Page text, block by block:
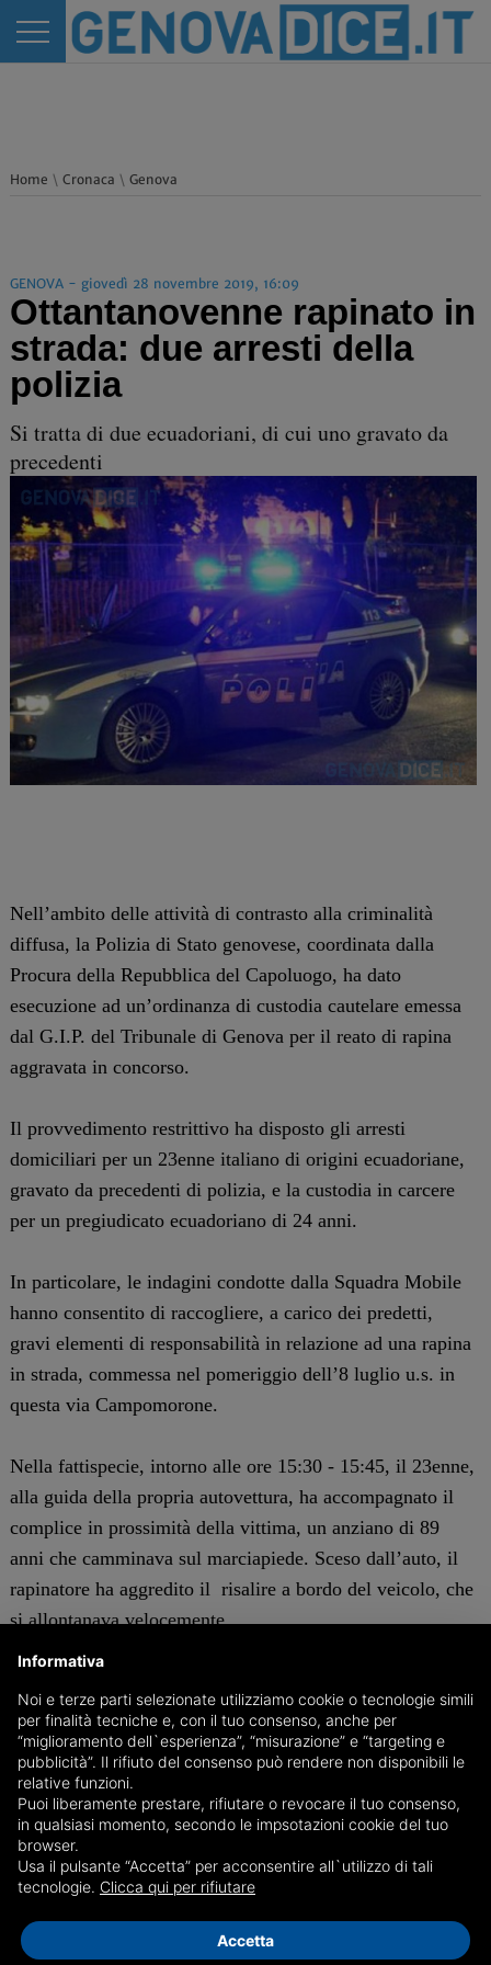
Home \ Cronaca \ Genova
GENOVA - giovedì 28 novembre 2019, 16:09
Ottantanovenne rapinato in
strada: due arresti della
polizia
Si tratta di due ecuadoriani, di cui uno gravato da
precedenti
Nell’ambito delle attività di contrasto alla criminalità
diffusa, la Polizia di Stato genovese, coordinata dalla
Procura della Repubblica del Capoluogo, ha dato
esecuzione ad un’ordinanza di custodia cautelare emessa
dal G.I.P. del Tribunale di Genova per il reato di rapina
aggravata in concorso.
Il provvedimento restrittivo ha disposto gli arresti
domiciliari per un 23enne italiano di origini ecuadoriane,
gravato da precedenti di polizia, e la custodia in carcere
per un pregiudicato ecuadoriano di 24 anni.
In particolare, le indagini condotte dalla Squadra Mobile
hanno consentito di raccogliere, a carico dei predetti,
gravi elementi di responsabilità in relazione ad una rapina
in strada, commessa nel pomeriggio dell’8 luglio u.s. in
questa via Campomorone.
Nella fattispecie, intorno alle ore 15:30 - 15:45, il 23enne,
alla guida della propria autovettura, ha accompagnato il
complice in prossimità della vittima, un anziano di 89
anni che camminava sul marciapiede. Sceso dall’auto, il
rapinatore ha aggredito il risalire a bordo del veicolo, che
si allontanava velocemente.
questo Corso Europa, mentre si trovava alla guida del
medesimo veicolo con il quale era stata commessa la
rapina; mentre all’esecutore materiale del reato, già
detenuto per altra causa, il provvedimento veniva
notificato presso il carcere di Genova - Marassi.
Gli arresti di ieri rientrano nel più ampio dispositivo di
contrasto alla criminalità “da strada” disposto dal
Questore, che vede coinvolti diversi uffici e reparti della
Informativa
Noi e terze parti selezionate utilizziamo cookie o tecnologie simili
per finalità tecniche e, con il tuo consenso, anche per
“miglioramento dell`esperienza”, “misurazione” e “targeting e
pubblicità”. Il rifiuto del consenso può rendere non disponibili le
relative funzioni.
Puoi liberamente prestare, rifiutare o revocare il tuo consenso,
in qualsiasi momento, secondo le impsotazioni cookie del tuo
browser.
Usa il pulsante “Accetta” per acconsentire all`utilizzo di tali
tecnologie. Clicca qui per rifiutare
Accetta